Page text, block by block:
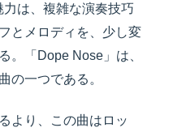
は、複雑な演奏技巧
とメロディを、少し変
。「Dope Nose」は、
の一つである。
より、この曲はロッ